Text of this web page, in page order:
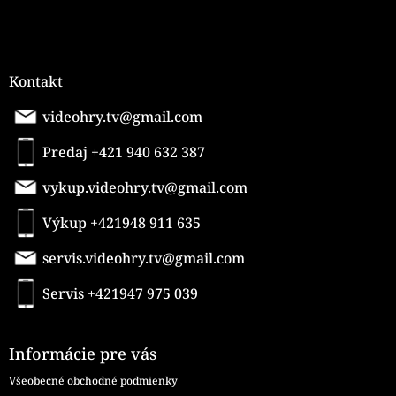
Kontakt
videohry.tv@gmail.com
Predaj +421 940 632 387
vykup.videohry.tv@gmail.com
Výkup +421948 911 635
servis.videohry.tv@gmail.com
Servis +421947 975 039
Informácie pre vás
Všeobecné obchodné podmienky